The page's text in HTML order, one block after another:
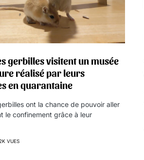
gerbilles visitent un musée
réalisé par leurs
en quarantaine
ont la chance de pouvoir aller
le confinement grâce à leur
VUES